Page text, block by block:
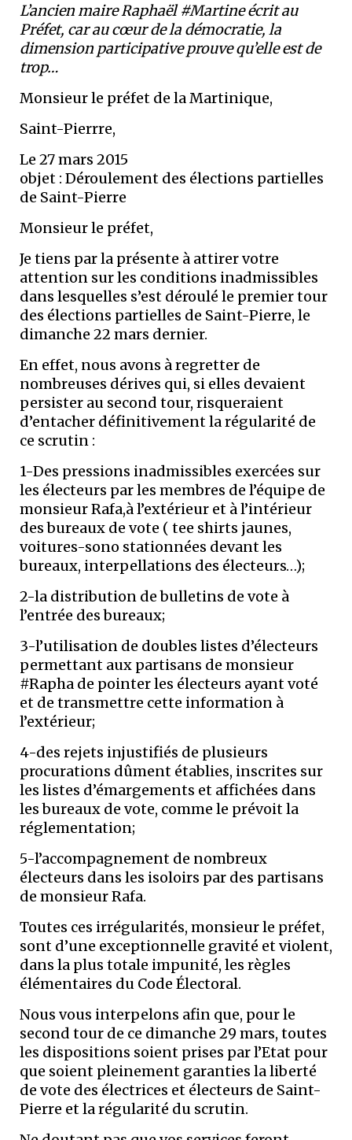
L’ancien maire Raphaël #Martine écrit au
Préfet, car au cœur de la démocratie, la
dimension participative prouve qu’elle est de
trop…
Monsieur le préfet de la Martinique,
Saint-Pierrre,
Le 27 mars 2015
objet : Déroulement des élections partielles
de Saint-Pierre
Monsieur le préfet,
Je tiens par la présente à attirer votre
attention sur les conditions inadmissibles
dans lesquelles s’est déroulé le premier tour
des élections partielles de Saint-Pierre, le
dimanche 22 mars dernier.
En effet, nous avons à regretter de
nombreuses dérives qui, si elles devaient
persister au second tour, risqueraient
d’entacher définitivement la régularité de
ce scrutin :
1-Des pressions inadmissibles exercées sur
les électeurs par les membres de l’équipe de
monsieur Rafa,à l’extérieur et à l’intérieur
des bureaux de vote ( tee shirts jaunes,
voitures-sono stationnées devant les
bureaux, interpellations des électeurs…);
2-la distribution de bulletins de vote à
l’entrée des bureaux;
3-l’utilisation de doubles listes d’électeurs
permettant aux partisans de monsieur
#Rapha de pointer les électeurs ayant voté
et de transmettre cette information à
l’extérieur;
4-des rejets injustifiés de plusieurs
procurations dûment établies, inscrites sur
les listes d’émargements et affichées dans
les bureaux de vote, comme le prévoit la
réglementation;
5-l’accompagnement de nombreux
électeurs dans les isoloirs par des partisans
de monsieur Rafa.
Toutes ces irrégularités, monsieur le préfet,
sont d’une exceptionnelle gravité et violent,
dans la plus totale impunité, les règles
élémentaires du Code Électoral.
Nous vous interpelons afin que, pour le
second tour de ce dimanche 29 mars, toutes
les dispositions soient prises par l’Etat pour
que soient pleinement garanties la liberté
de vote des électrices et électeurs de Saint-
Pierre et la régularité du scrutin.